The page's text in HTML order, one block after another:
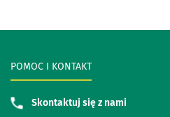
POMOC I KONTAKT
Skontaktuj się z nami